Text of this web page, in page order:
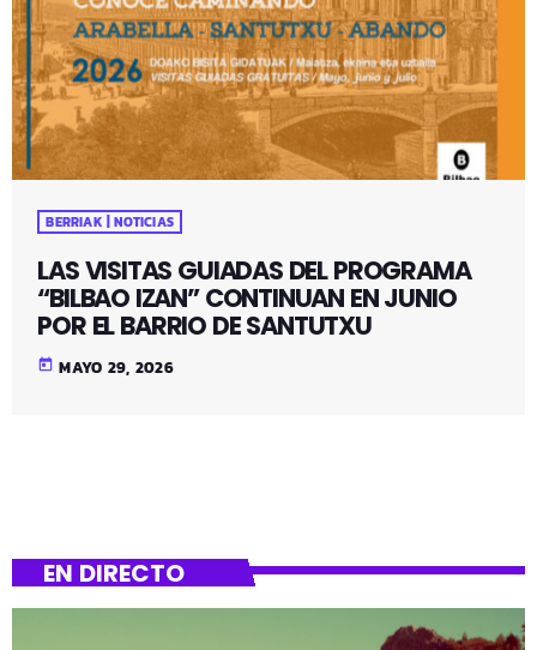
BERRIAK | NOTICIAS
LAS VISITAS GUIADAS DEL PROGRAMA
“BILBAO IZAN” CONTINUAN EN JUNIO
POR EL BARRIO DE SANTUTXU
today MAYO 29, 2026
EN DIRECTO